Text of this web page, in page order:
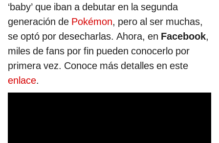
‘baby’ que iban a debutar en la segunda
generación de Pokémon, pero al ser muchas,
se optó por desecharlas. Ahora, en Facebook,
miles de fans por fin pueden conocerlo por
primera vez. Conoce más detalles en este
enlace.